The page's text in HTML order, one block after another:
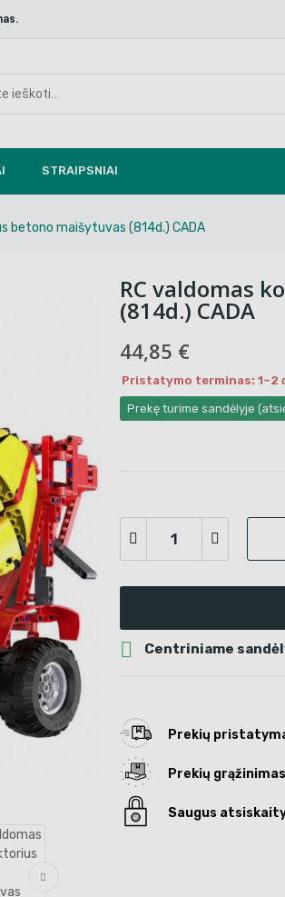
STRAIPSNIAI
betono maišytuvas (814d.) CADA
RC valdomas
(814d.) CADA
44,85 €
Pristatymo terminas: 1–2
Prekę turime sandėlyje
 Centriniame
Prekių
Prekių grąžinimas
Saugus